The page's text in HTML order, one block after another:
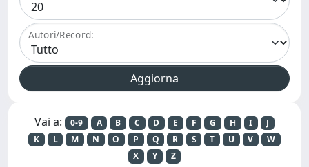
Autori/Record:
Vai a: 0-9 A B C D E F G H I
J
K
L M N O P Q R S T U V
W
X
Y Z